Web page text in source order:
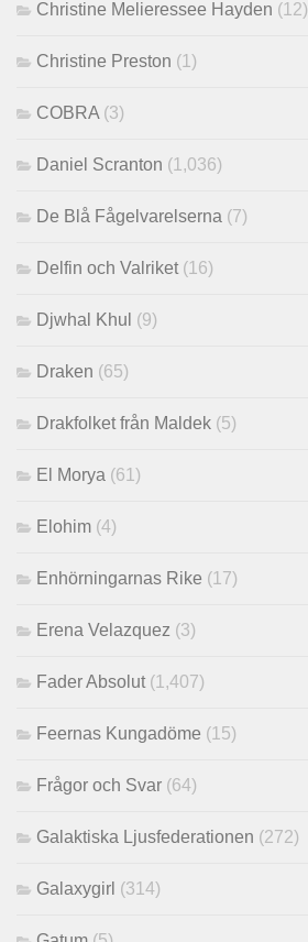
Christine Melieressee Hayden (12)
Christine Preston (1)
COBRA (3)
Daniel Scranton (1,036)
De Blå Fågelvarelserna (7)
Delfin och Valriket (16)
Djwhal Khul (9)
Draken (65)
Drakfolket från Maldek (5)
El Morya (61)
Elohim (4)
Enhörningarnas Rike (17)
Erena Velazquez (3)
Fader Absolut (1,407)
Feernas Kungadöme (15)
Frågor och Svar (64)
Galaktiska Ljusfederationen (272)
Galaxygirl (314)